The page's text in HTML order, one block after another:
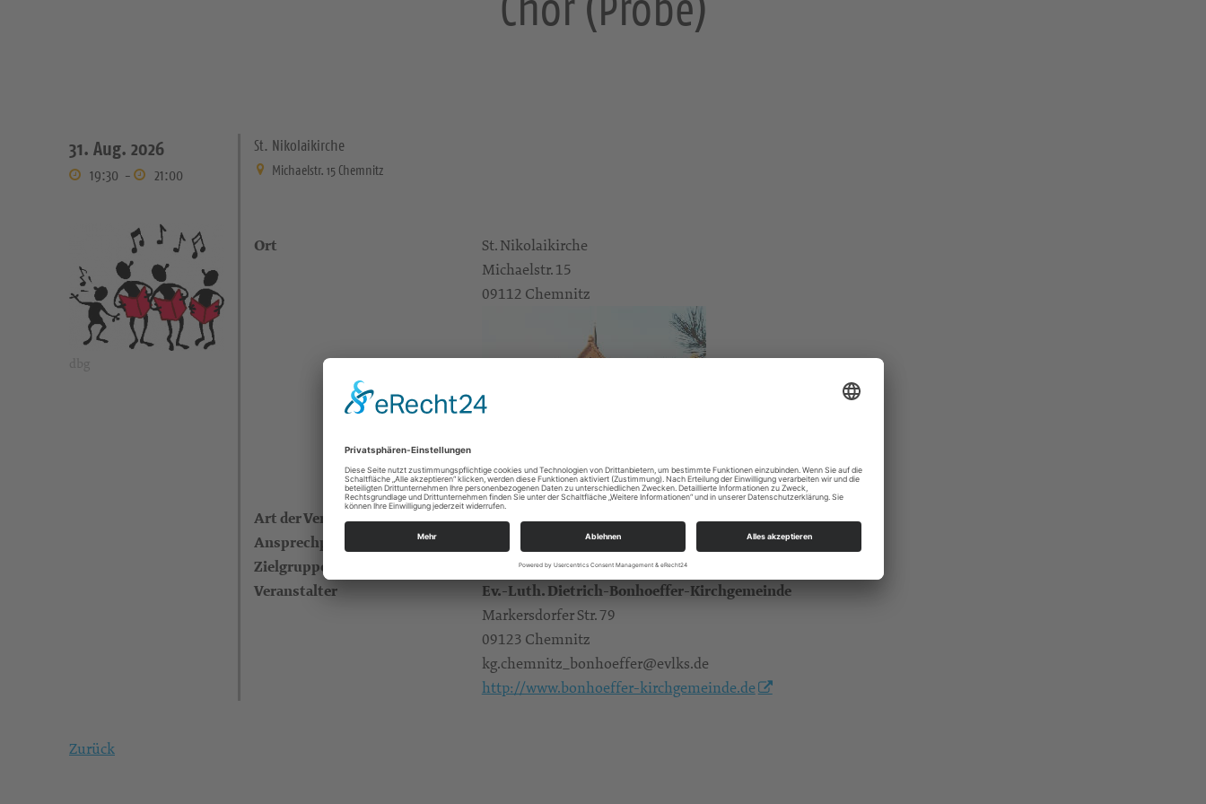
31. Aug. 2026
19:30 - 21:00
St. Nikolaikirche
Michaelstr. 15 Chemnitz
Ort
St. Nikolaikirche
Michaelstr. 15
09112 Chemnitz
St. Nikolaikirche
Art der Veranstaltung Gruppen/Kreise; Konzerte/Theater/Musik
Ansprechperson Kirchenmusikerin J. Herzog
Zielgruppe Alle Zielgruppen
Veranstalter Ev.-Luth. Dietrich-Bonhoeffer-Kirchgemeinde
Markersdorfer Str. 79
09123 Chemnitz
kg.chemnitz_bonhoeffer@evlks.de
http://www.bonhoeffer-kirchgemeinde.de
Zurück